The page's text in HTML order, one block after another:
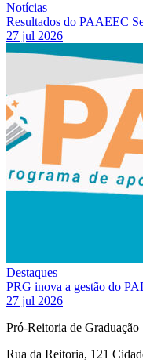
Notícias
Resultados do PAAEEC
27 jul 2026
Destaques
PRG inova a gestão do
27 jul 2026
Pró-Reitoria de Graduação
Rua da Reitoria, 121